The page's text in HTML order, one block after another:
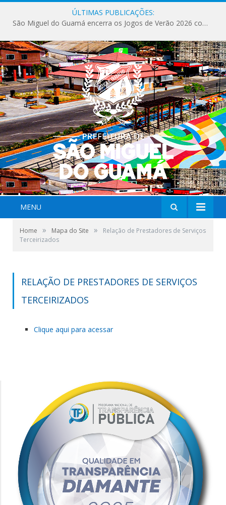
ÚLTIMAS PUBLICAÇÕES:
São Miguel do Guamá encerra os Jogos de Verão 2026 com sucesso de público e competições.
MENU
Home » Mapa do Site »
Relação de Prestadores de Serviços
Terceirizados
RELAÇÃO DE PRESTADORES DE SERVIÇOS
TERCEIRIZADOS
Clique aqui para acessar